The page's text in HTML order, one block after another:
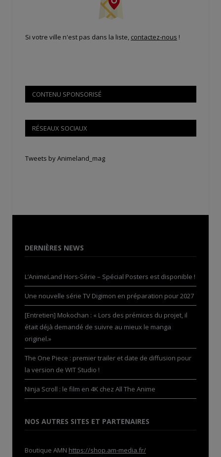
Si votre ville n'est pas dans la liste, contactez-nous !
CONTENU SPONSORISÉ
RÉSEAUX SOCIAUX
Tweets by Animeland_mag
DERNIÈRES NEWS
L’AnimeLand Hors-Série – Spécial Posters est disponible !
Une nouvelle série TV Digimon en préparation pour 2027
[Entretien] Mokochan : « Lors des prémices du projet, il
était déjà demandé de suivre au mieux le manga
originel.»
The One Piece : premier trailer et date de diffusion pour
la version de WIT Studio !
Ninja Scroll : le film en 4K chez All The Anime
NOS AUTRES SITES ET PARTENAIRES
Boutique AMN https://shop.am-media.fr/